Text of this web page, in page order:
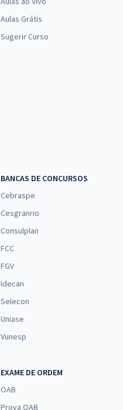
Aulas Grátis
Sugerir Curso
BANCAS DE CONCURSOS
Cebraspe
Cesgranrio
Consulplan
FCC
FGV
Idecan
Selecon
Uniase
Vunesp
EXAME DE ORDEM
OAB
Prova OAB